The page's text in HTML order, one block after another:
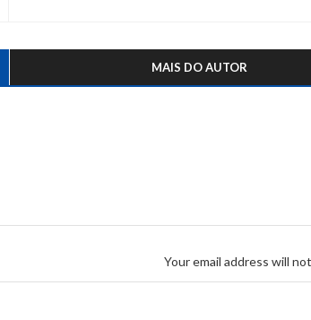
MAIS DO AUTOR
Your email address will